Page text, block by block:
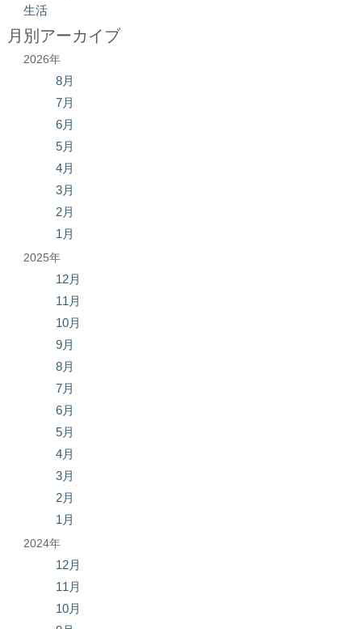
生活
月別アーカイブ
2026年
8月
7月
6月
5月
4月
3月
2月
1月
2025年
12月
11月
10月
9月
8月
7月
6月
5月
4月
3月
2月
1月
2024年
12月
11月
10月